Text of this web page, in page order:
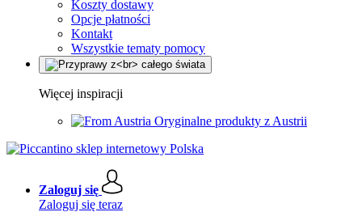
Koszty dostawy
Opcje płatności
Kontakt
Wszystkie tematy pomocy
Więcej inspiracji
Oryginalne produkty z Austrii
Zaloguj się
Zaloguj się teraz